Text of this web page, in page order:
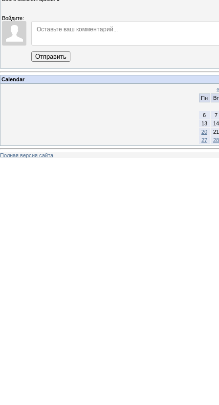
Войдите:
Отправить
Calendar
«
Пн
Вт
6
7
13
14
20
21
27
28
Полная версия сайта